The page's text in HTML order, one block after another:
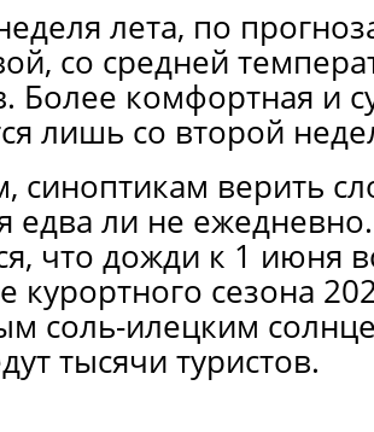
лета, по
со средней
Более комфортная и
лишь со второй
синоптикам верить
едва ли не
что дожди к 1 июня
курортного сезона
соль-илецким
тысячи туристов.